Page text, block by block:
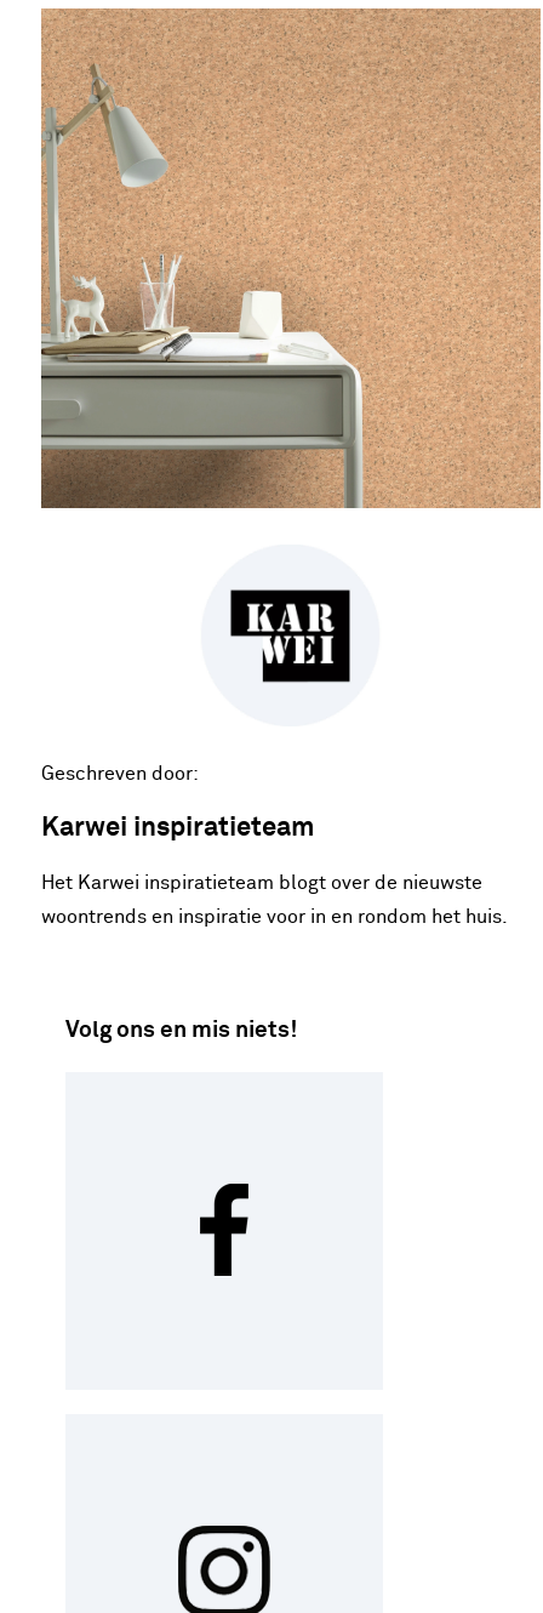
Geschreven door:
Karwei inspiratieteam
Het Karwei inspiratieteam blogt over de nieuwste
woontrends en inspiratie voor in en rondom het huis.
Volg ons en mis niets!